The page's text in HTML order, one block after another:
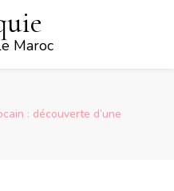
Maroc
: découverte d’une